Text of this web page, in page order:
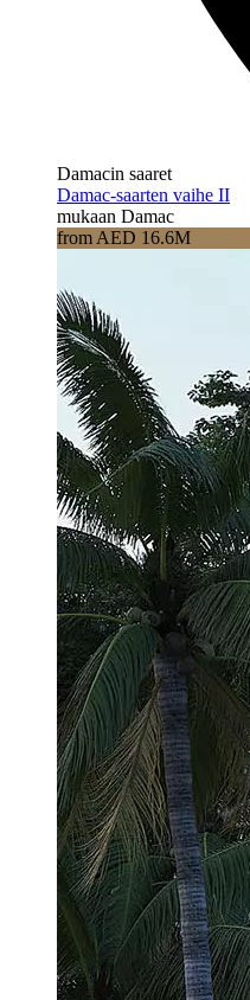
Damacin saaret
Damac-saarten vaihe II
mukaan Damac
from AED 16.6M